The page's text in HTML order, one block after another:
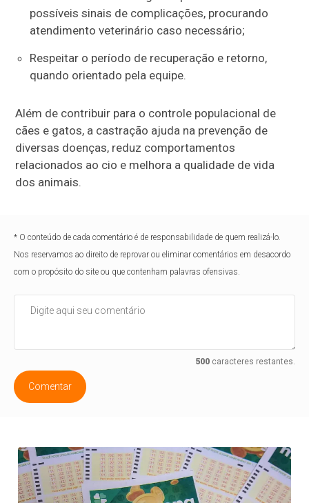
possíveis sinais de complicações, procurando
atendimento veterinário caso necessário;
Respeitar o período de recuperação e retorno,
quando orientado pela equipe.
Além de contribuir para o controle populacional de
cães e gatos, a castração ajuda na prevenção de
diversas doenças, reduz comportamentos
relacionados ao cio e melhora a qualidade de vida
dos animais.
* O conteúdo de cada comentário é de responsabilidade de quem realizá-lo.
Nos reservamos ao direito de reprovar ou eliminar comentários em desacordo
com o propósito do site ou que contenham palavras ofensivas.
500caracteres restantes.
Comentar